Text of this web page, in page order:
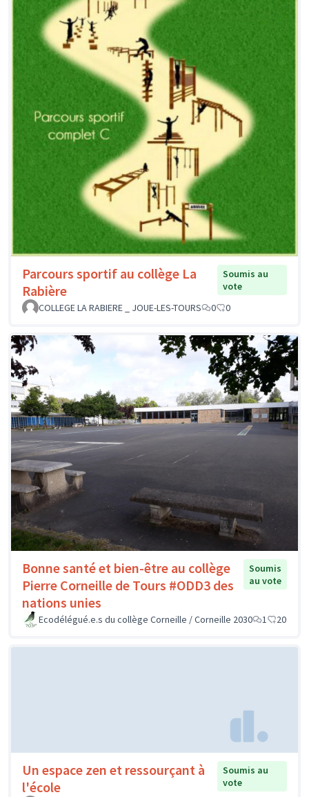
Parcours sportif au collège La
Rabière
Soumis au
vote
COLLEGE LA RABIERE _ JOUE-LES-TOURS
0 0
Bonne santé et bien-être au collège
Pierre Corneille de Tours #ODD3 des
nations unies
Soumis
au vote
Ecodélégué.e.s du collège Corneille / Corneille 2030 1 20
Un espace zen et ressourçant à
l'école
Soumis au
vote